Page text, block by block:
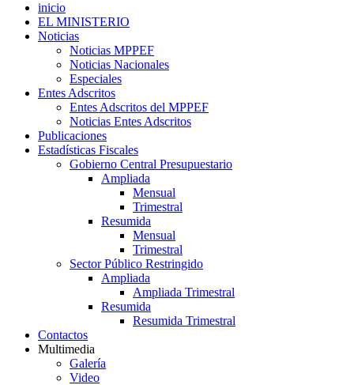
inicio
EL MINISTERIO
Noticias
Noticias MPPEF
Noticias Nacionales
Especiales
Entes Adscritos
Entes Adscritos del MPPEF
Noticias Entes Adscritos
Publicaciones
Estadísticas Fiscales
Gobierno Central Presupuestario
Ampliada
Mensual
Trimestral
Resumida
Mensual
Trimestral
Sector Público Restringido
Ampliada
Ampliada Trimestral
Resumida
Resumida Trimestral
Contactos
Multimedia
Galería
Video